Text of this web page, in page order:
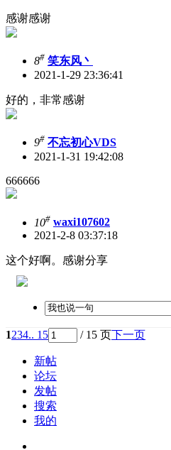
感谢感谢
8# 笑东风丶
2021-1-29 23:36:41
好的，非常感谢
9# 不忘初心VDS
2021-1-31 19:42:08
666666
10# waxi107602
2021-2-8 03:37:18
这个好啊。感谢分享
1234.. 15 / 15 页下一页
新帖
论坛
发帖
搜索
我的